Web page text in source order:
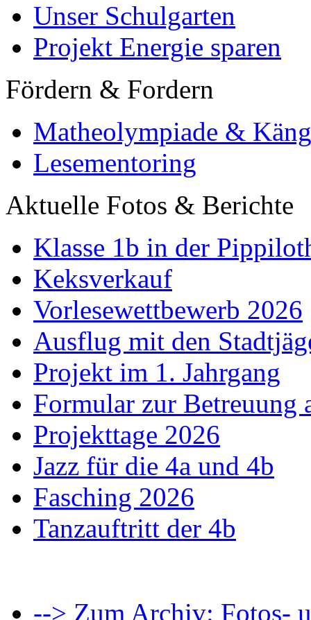
Unser Schulgarten
Projekt Energie sparen
Fördern & Fordern
Matheolympiade &
Lesementoring
Aktuelle Fotos & Berichte
Klasse 1b in der
Keksverkauf
Vorlesewettbewerb 2026
Ausflug mit den
Projekt im 1. Jahrgang
Formular zur Betreuung
Projekttage 2026
Jazz für die 4a und 4b
Fasching 2026
Tanzauftritt der 4b
--> Zum Archiv: Fotos-